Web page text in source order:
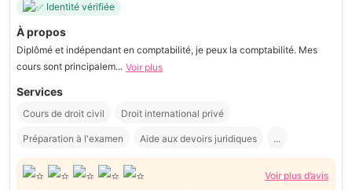
Identité vérifiée
À propos
Diplômé et indépendant en comptabilité, je peux la comptabilité. Mes
cours sont principalem... Voir plus
Services
Cours de droit civil Droit international privé
Préparation à l'examen Aide aux devoirs juridiques ...
Voir plus d’avis